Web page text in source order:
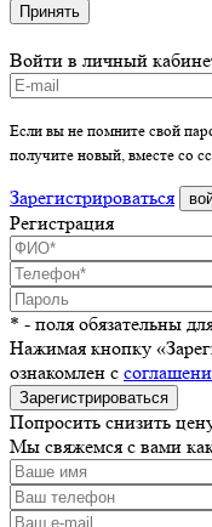
Принять
Войти в личный
Если вы не помните свой
получите новый, вместе со
Зарегистрироваться
Регистрация
* - поля обязательны
Нажимая кнопку
ознакомлен с
Зарегистрироваться
Попросить снизить
Мы свяжемся с вами